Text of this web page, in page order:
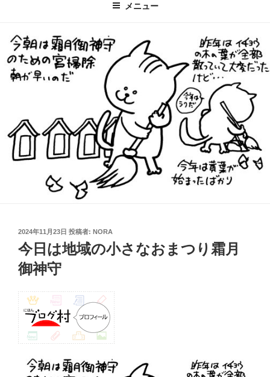
メニュー
投
日:
2024年11月23日 投稿者: NORA
今日は地域の小さなおまつり霜月
御神守